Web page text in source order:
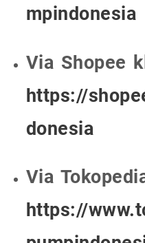
mpindonesia
Via Shopee
https://
donesia
Via
https://